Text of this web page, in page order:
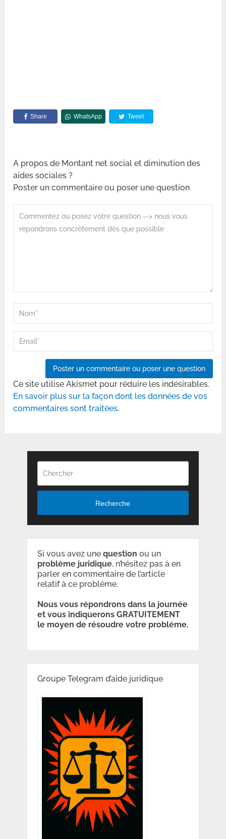
Share WhatsApp Tweet
A propos de Montant net social et diminution des
aides sociales ?
Poster un commentaire ou poser une question
Ce site utilise Akismet pour réduire les indésirables.
En savoir plus sur la façon dont les données de vos
commentaires sont traitées.
Recherche
Si vous avez une question ou un
problème juridique, n’hésitez pas à en
parler en commentaire de l’article
relatif à ce problème.
Nous vous répondrons dans la journée
et vous indiquerons GRATUITEMENT
le moyen de résoudre votre problème.
Groupe Telegram d’aide juridique